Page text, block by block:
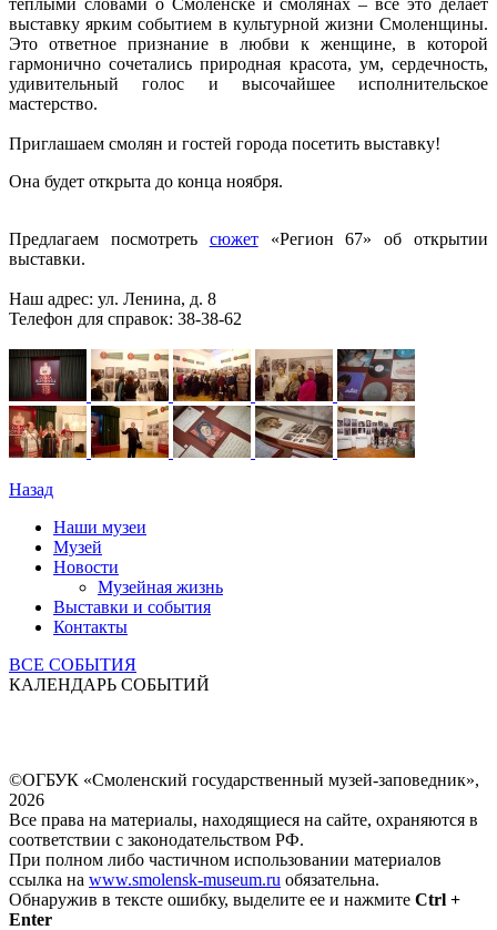
выставку ярким событием в культурной жизни Смоленщины.
Это ответное признание в любви к женщине, в которой
гармонично сочетались природная красота, ум, сердечность,
удивительный голос и высочайшее исполнительское
мастерство.
Приглашаем смолян и гостей города посетить выставку!
Она будет открыта до конца ноября.
Предлагаем посмотреть сюжет«Регион 67» об открытии
выставки.
Наш адрес: ул. Ленина, д. 8
Телефон для справок: 38-38-62
Назад
Наши музеи
Музей
Новости
Музейная жизнь
Выставки и события
Контакты
ВСЕ СОБЫТИЯ
КАЛЕНДАРЬ СОБЫТИЙ
©ОГБУК «Смоленский государственный музей-заповедник»,
2026
Все права на материалы, находящиеся на сайте, охраняются в
соответствии с законодательством РФ.
При полном либо частичном использовании материалов
ссылка на www.smolensk-museum.ru обязательна.
Обнаружив в тексте ошибку, выделите ее и нажмите Ctrl +
Enter